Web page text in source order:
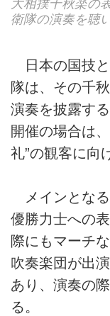
大相撲千秋楽の
衛隊の演奏を聴
日本の国技と
隊は、その千
演奏を披露す
開催の場合は
礼”の観客に向
メインとなる
優勝力士への
際にもマーチ
吹奏楽団が出
あり、演奏の
る。